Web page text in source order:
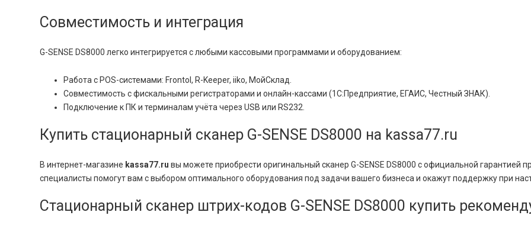
Совместимость и интеграция
G-SENSE DS8000 легко интегрируется с любыми кассовыми программами и оборудованием:
Работа с POS-системами: Frontol, R-Keeper, iiko, МойСклад.
Совместимость с фискальными регистраторами и онлайн-кассами (1С:Предприятие, ЕГАИС, Честный ЗНАК).
Подключение к ПК и терминалам учёта через USB или RS232.
Купить стационарный сканер G-SENSE DS8000 на kassa77.ru
В интернет-магазине kassa77.ru вы можете приобрести оригинальный сканер G-SENSE DS8000 с официальной гарантией
специалисты помогут вам с выбором оптимального оборудования под задачи вашего бизнеса и окажут поддержку при
Стационарный сканер штрих-кодов G-SENSE DS8000 купить